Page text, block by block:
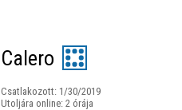
Calero
Csatlakozott: 1/30/2019
Utoljára online: 2 órája